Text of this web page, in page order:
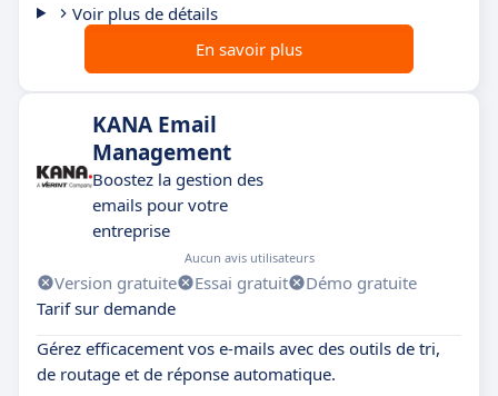
Voir plus de détails
En savoir plus
KANA Email
Management
Boostez la gestion des
emails pour votre
entreprise
Aucun avis utilisateurs
Version gratuite Essai gratuit
Démo gratuite
Tarif sur demande
Gérez efficacement vos e-mails avec des outils de tri,
de routage et de réponse automatique.